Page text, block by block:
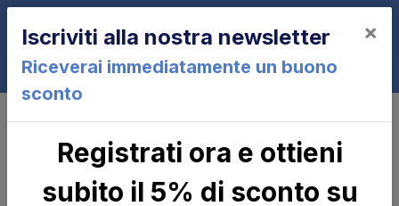
0
Pompa 2,0 cc 3,3 lt/min Tipo CBK +
KIT idraulico B - USATO
Iscriviti alla nostra newsletter
Riceverai immediatamente un buono
sconto
×
Registrati ora e ottieni
subito il 5% di sconto su